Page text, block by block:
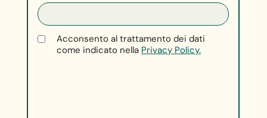
Acconsento al trattamento dei dati
come indicato nella Privacy Policy.